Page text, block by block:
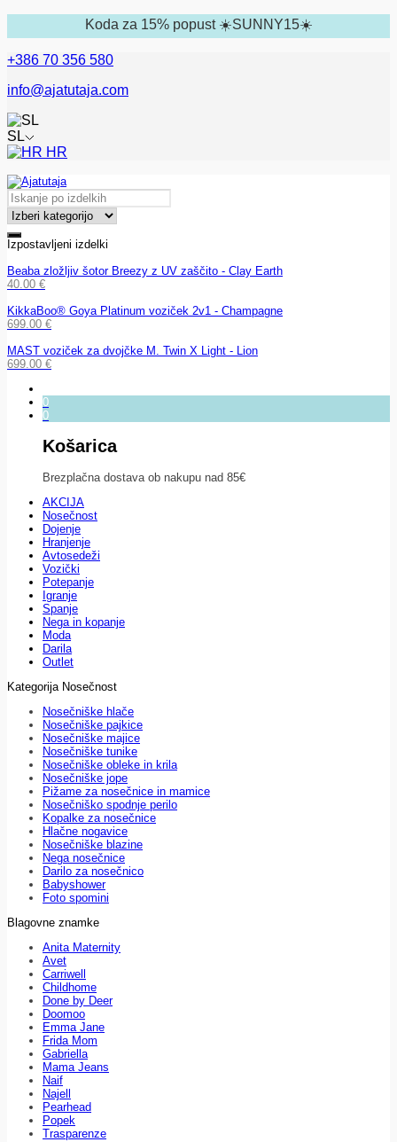
Koda za 15% popust ☀️SUNNY15☀️
+386 70 356 580
info@ajatutaja.com
SL
HR
Izpostavljeni izdelki
Beaba zložljiv šotor Breezy z UV zaščito - Clay Earth
40.00 €
KikkaBoo® Goya Platinum voziček 2v1 - Champagne
699.00 €
MAST voziček za dvojčke M. Twin X Light - Lion
699.00 €
0
0
Košarica
Brezplačna dostava ob nakupu nad 85€
AKCIJA
Nosečnost
Dojenje
Hranjenje
Avtosedeži
Vozički
Potepanje
Igranje
Spanje
Nega in kopanje
Moda
Darila
Outlet
Kategorija Nosečnost
Nosečniške hlače
Nosečniške pajkice
Nosečniške majice
Nosečniške tunike
Nosečniške obleke in krila
Nosečniške jope
Pižame za nosečnice in mamice
Nosečniško spodnje perilo
Kopalke za nosečnice
Hlačne nogavice
Nosečniške blazine
Nega nosečnice
Darilo za nosečnico
Babyshower
Foto spomini
Blagovne znamke
Anita Maternity
Avet
Carriwell
Childhome
Done by Deer
Doomoo
Emma Jane
Frida Mom
Gabriella
Mama Jeans
Naif
Najell
Pearhead
Popek
Trasparenze